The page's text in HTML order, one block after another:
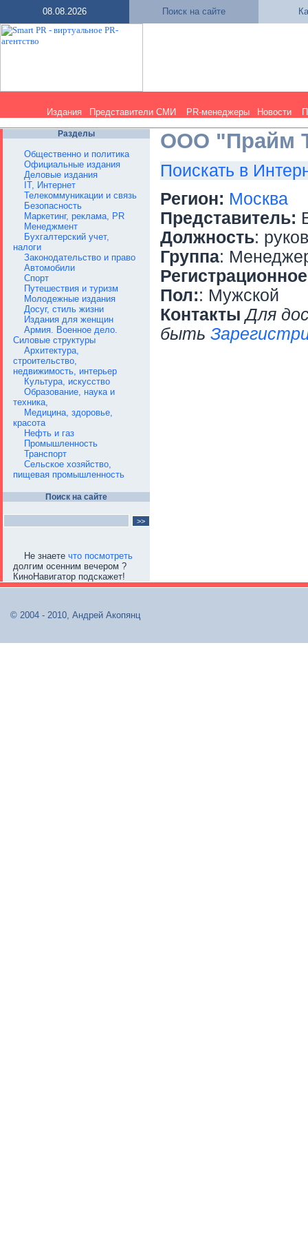
08.08.2026 Поиск на сайте
Издания Представители СМИ PR-менеджеры Новости
Разделы
Общественно и политика
Официальные издания
Деловые издания
IT, Интернет
Телекоммуникации и связь
Безопасность
Маркетинг, реклама, PR
Менеджмент
Бухгалтерский учет,
налоги
Законодательство и право
Автомобили
Спорт
Путешествия и туризм
Молодежные издания
Досуг, стиль жизни
Издания для женщин
Армия. Военное дело.
Силовые структуры
Архитектура,
строительство,
недвижимость, интерьер
Культура, искусство
Образование, наука и
техника,
Медицина, здоровье,
красота
Нефть и газ
Промышленность
Транспорт
Сельское хозяйство,
пищевая промышленность
Поиск на сайте
Не знаете что посмотреть
долгим осенним вечером ?
КиноНавигатор подскажет!
ООО "Прайм
Поискать в
Регион: Москва
Представитель:
Должность:
Группа:
Пол:: Мужской
Контакты Для
быть
© 2004 - 2010, Андрей Акопянц